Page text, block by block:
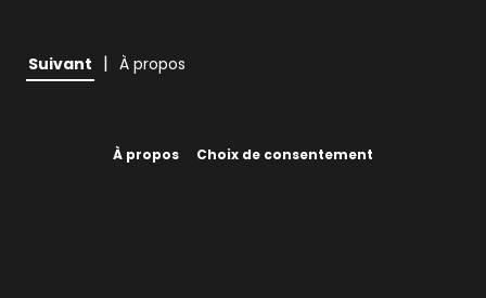
Suivant | À propos
À propos Choix de consentement